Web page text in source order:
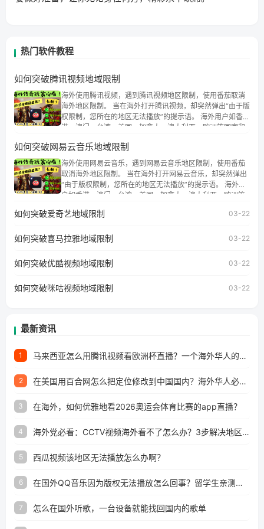
热门软件教程
如何突破腾讯视频地域限制
海外使用腾讯视频，遇到腾讯视频地区限制，使用番茄取消
海外地区限制。 当在海外打开腾讯视频，却突然弹出“由于版
权限制，您所在的地区无法播放”的提示语。 海外用户如香
港、澳门、台湾、美国、加拿大、澳大利亚、欧洲等国家和
权限制问题，且仅能在中国大陆地区播放。 遇到这个问题的
朋友们，使用番茄回国加速器，即可解决「海外用户收听腾
讯视频地区版权限制」的问题，无论人在香港、澳门、台
湾、美国、加拿大、澳大利亚、欧洲等国家和地区工作、留
学、定居等，都可以使用，不再因地区和版权限制所困扰。
如何突破网易云音乐地域限制
海外使用网易云音乐，遇到网易云音乐地区限制，使用番茄
取消海外地区限制。 当在海外打开网易云音乐，却突然弹出
“由于版权限制，您所在的地区无法播放”的提示语。 海外用
户如香港、澳门、台湾、美国、加拿大、澳大利亚、欧洲等
地区及版权限制问题，且仅能在中国大陆地区播放。 遇到这
户收听网易云音乐地区版权限制」的问题，无论人在香港、
工作、留学、定居等，都可以使用，不再因地区和版权限制
所困扰。
如何突破爱奇艺地域限制 03-22
如何突破喜马拉雅地域限制 03-22
如何突破优酷视频地域限制 03-22
如何突破咪咕视频地域限制 03-22
最新资讯
1 马来西亚怎么用腾讯视频看欧洲杯直播？一个海外华人的真实困扰与破解
2 在美国用百合网怎么把定位修改到中国国内？海外华人必备的回国加速指南
3 在海外，如何优雅地看2026奥运会体育比赛的app直播？
4 海外党必看：CCTV视频海外看不了怎么办？3步解决地区限制+追剧自由
5 西瓜视频该地区无法播放怎么办啊？
6 在国外QQ音乐因为版权无法播放怎么回事？留学生亲测有效的解决办法
7 怎么在国外听歌，一台设备就能找回国内的歌单